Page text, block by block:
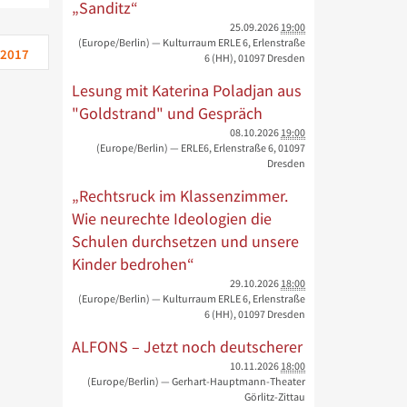
„Sanditz“
25.09.2026 19:00
(Europe/Berlin) — Kulturraum ERLE 6, Erlenstraße
6 (HH), 01097 Dresden
Lesung mit Katerina Poladjan aus
"Goldstrand" und Gespräch
08.10.2026 19:00
(Europe/Berlin) — ERLE6, Erlenstraße 6, 01097
Dresden
„Rechtsruck im Klassenzimmer.
Wie neurechte Ideologien die
Schulen durchsetzen und unsere
Kinder bedrohen“
29.10.2026 18:00
(Europe/Berlin) — Kulturraum ERLE 6, Erlenstraße
6 (HH), 01097 Dresden
ALFONS – Jetzt noch deutscherer
10.11.2026 18:00
(Europe/Berlin) — Gerhart-Hauptmann-Theater
Görlitz-Zittau